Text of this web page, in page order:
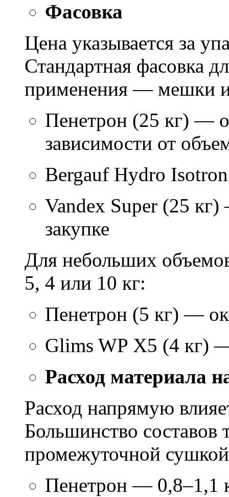
Фасовка
Цена указывается за
Стандартная фасовка
применения — мешки
Пенетрон (25 кг) —
зависимости от
Bergauf Hydro
Vandex Super (25
закупке
Для небольших
5, 4 или 10 кг:
Пенетрон (5 кг) —
Glims WP X5 (4 кг)
Расход материала
Расход напрямую
Большинство составов
промежуточной
Пенетрон — 0,8–1,1